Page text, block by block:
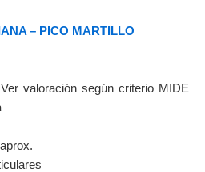
– PICO MARTILLO
valoración según criterio MIDE